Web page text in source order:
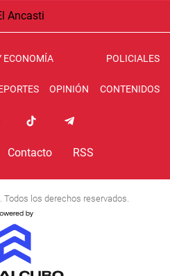
ECONOMÍA POLICIALES
OPINIÓN CONTENIDOS
Contacto RSS
Todos los derechos reservados.